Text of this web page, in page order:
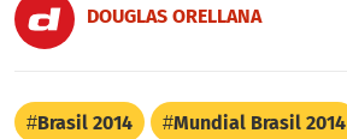
DOUGLAS ORELLANA
Brasil 2014 Mundial Brasil 2014